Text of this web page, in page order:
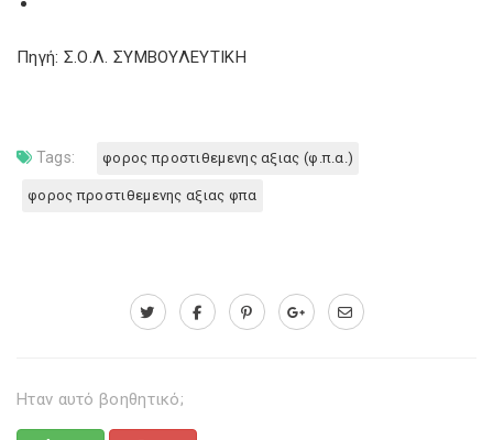
Πηγή: Σ.Ο.Λ. ΣΥΜΒΟΥΛΕΥΤΙΚΗ
Tags: φορος προστιθεμενης αξιας (φ.π.α.)
φορος προστιθεμενης αξιας φπα
Ηταν αυτό βοηθητικό;